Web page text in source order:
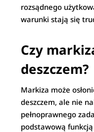
rozsądnego
warunki stają się
Czy
deszczem?
Markiza może
deszczem, ale nie
pełnoprawnego
podstawową